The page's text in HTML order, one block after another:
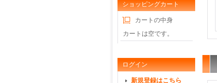
ショッピングカート
カートの中身
カートは空です。
ログイン
新規登録はこちら